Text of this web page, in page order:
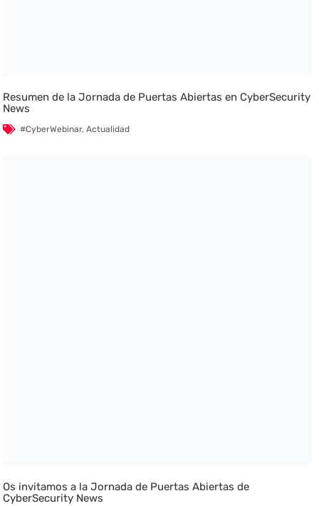
Resumen de la Jornada de Puertas Abiertas en CyberSecurity
News
#CyberWebinar,Actualidad
Os invitamos a la Jornada de Puertas Abiertas de
CyberSecurity News